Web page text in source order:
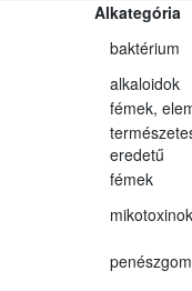
Alkategória
baktérium
alkaloidok
fémek,
eredetű
fémek
mikotoxinok